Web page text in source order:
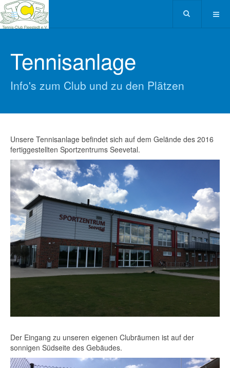
Tennisanlage
Info's zum Club und zu den Plätzen
Unsere Tennisanlage befindet sich auf dem Gelände des 2016
fertiggestellten Sportzentrums Seevetal.
Der Eingang zu unseren eigenen Clubräumen ist auf der
sonnigen Südseite des Gebäudes.